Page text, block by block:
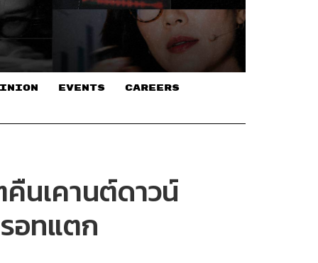
EVENTS CAREERS
นเคานต์ดาวน์
อทแตก